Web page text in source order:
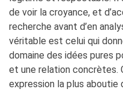
de voir la croyance, et
recherche avant d’en
véritable est celui qui
domaine des idées pures
et une relation concrètes.
expression la plus